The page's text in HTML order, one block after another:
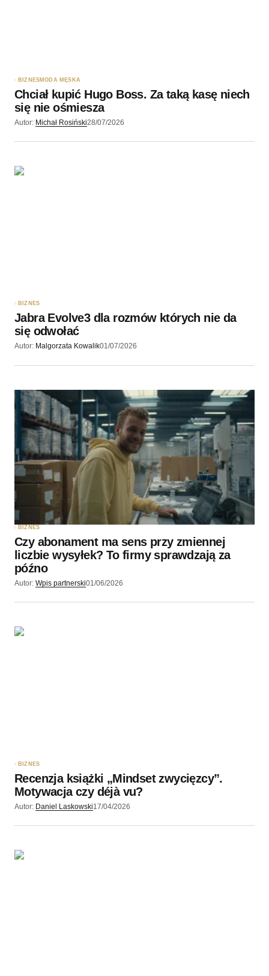
Wyślij komentarz
BIZNESMODA MĘSKA
Chciał kupić Hugo Boss. Za taką kasę niech
się nie ośmiesza
Autor: Michał Rosiński28/07/2026
BIZNES
Jabra Evolve3 dla rozmów których nie da
się odwołać
Autor: Malgorzata Kowalik01/07/2026
BIZNES
Czy abonament ma sens przy zmiennej
liczbie wysyłek? To firmy sprawdzają za
późno
Autor: Wpis partnerski01/06/2026
BIZNES
Recenzja książki „Mindset zwycięzcy”.
Motywacja czy déjà vu?
Autor: Daniel Laskowski17/04/2026